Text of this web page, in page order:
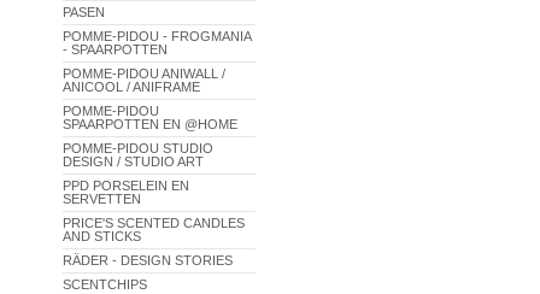
PASEN
POMME-PIDOU - FROGMANIA
- SPAARPOTTEN
POMME-PIDOU ANIWALL /
ANICOOL / ANIFRAME
POMME-PIDOU
SPAARPOTTEN EN @HOME
POMME-PIDOU STUDIO
DESIGN / STUDIO ART
PPD PORSELEIN EN
SERVETTEN
PRICE'S SCENTED CANDLES
AND STICKS
RÄDER - DESIGN STORIES
SCENTCHIPS